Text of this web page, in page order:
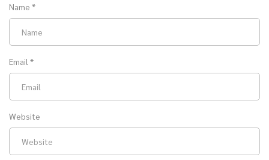
Name *
Email *
Website